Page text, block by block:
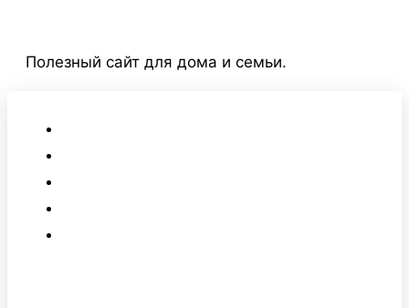
содержимому
Полезный сайт для дома и семьи.